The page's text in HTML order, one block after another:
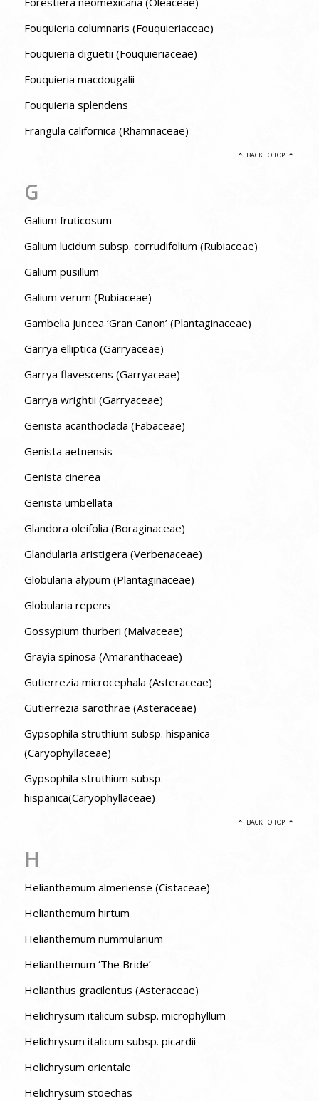
Fouquieria columnaris (Fouquieriaceae)
Fouquieria diguetii (Fouquieriaceae)
Fouquieria macdougalii
Fouquieria splendens
Frangula californica (Rhamnaceae)
BACK TO TOP
G
Galium fruticosum
Galium lucidum subsp. corrudifolium (Rubiaceae)
Galium pusillum
Galium verum (Rubiaceae)
Gambelia juncea ‘Gran Canon’ (Plantaginaceae)
Garrya elliptica (Garryaceae)
Garrya flavescens (Garryaceae)
Garrya wrightii (Garryaceae)
Genista acanthoclada (Fabaceae)
Genista aetnensis
Genista cinerea
Genista umbellata
Glandora oleifolia (Boraginaceae)
Glandularia aristigera (Verbenaceae)
Globularia alypum (Plantaginaceae)
Globularia repens
Gossypium thurberi (Malvaceae)
Grayia spinosa (Amaranthaceae)
Gutierrezia microcephala (Asteraceae)
Gutierrezia sarothrae (Asteraceae)
Gypsophila struthium subsp. hispanica
(Caryophyllaceae)
Gypsophila struthium subsp.
hispanica(Caryophyllaceae)
BACK TO TOP
H
Helianthemum almeriense (Cistaceae)
Helianthemum hirtum
Helianthemum nummularium
Helianthemum ‘The Bride’
Helianthus gracilentus (Asteraceae)
Helichrysum italicum subsp. microphyllum
Helichrysum italicum subsp. picardii
Helichrysum orientale
Helichrysum stoechas